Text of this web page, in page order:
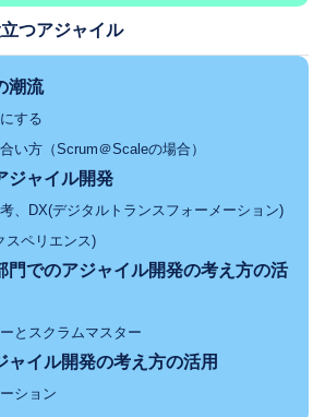
つアジャイル
潮流
する
い方（Scrum＠Scaleの場合）
ジャイル開発
、DX(デジタルトランスフォーメーション)
スペリエンス)
門でのアジャイル開発の考え方の活
とスクラムマスター
ャイル開発の考え方の活用
ション